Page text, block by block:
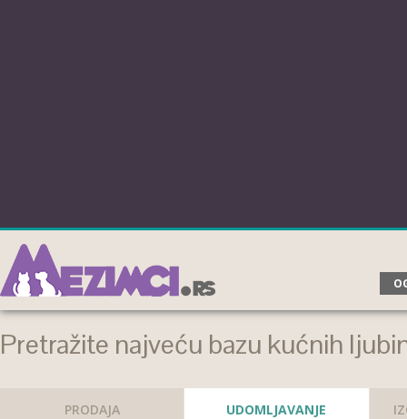
Pretražite najveću bazu kućnih
PRODAJA UDOMLJAVANJE